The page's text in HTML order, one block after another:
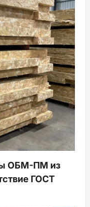
ОБМ-ПМ из
ГОСТ